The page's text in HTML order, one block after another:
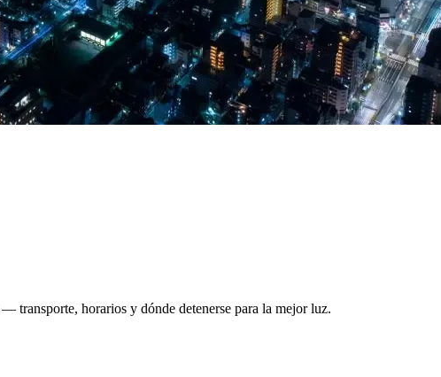
transporte, horarios y dónde detenerse para la mejor luz.